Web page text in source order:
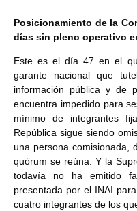
Posicionamiento de la
días sin pleno operativo
Este es el día 47 en el
garante nacional que
información pública y de
encuentra impedido para
mínimo de integrantes
República sigue siendo
una persona comisionada,
quórum se reúna. Y la
todavía no ha emitido
presentada por el INAI
cuatro integrantes de los